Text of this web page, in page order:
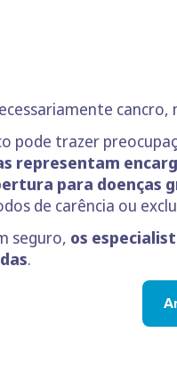
cancro,
pode trazer
representam
para doenças
de carência ou
seguro, os
.